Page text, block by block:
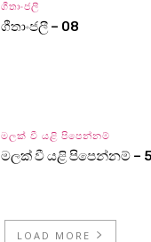
ගීතාංජලී
ගීතාංජලී – 08
මලක් වී යළි පිපෙන්නම්
මලක් වී යළි පිපෙන්නම් –
LOAD MORE